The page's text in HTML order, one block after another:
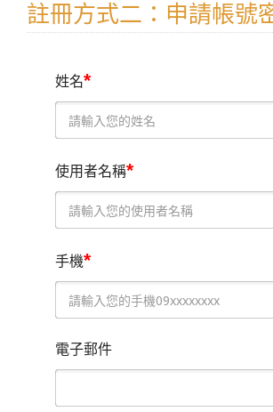
註冊方式二：申請帳號
姓名*
使用者名稱*
手機*
電子郵件